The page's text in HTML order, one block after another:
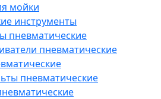
мойки
инструменты
пневматические
пневматические
пневматические